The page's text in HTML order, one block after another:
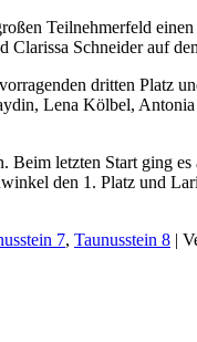
Teilnehmerfeld
Schneider auf
dritten Platz
Lena Kölbel,
letzten Start ging
den 1. Platz und
7, Taunusstein 8 |